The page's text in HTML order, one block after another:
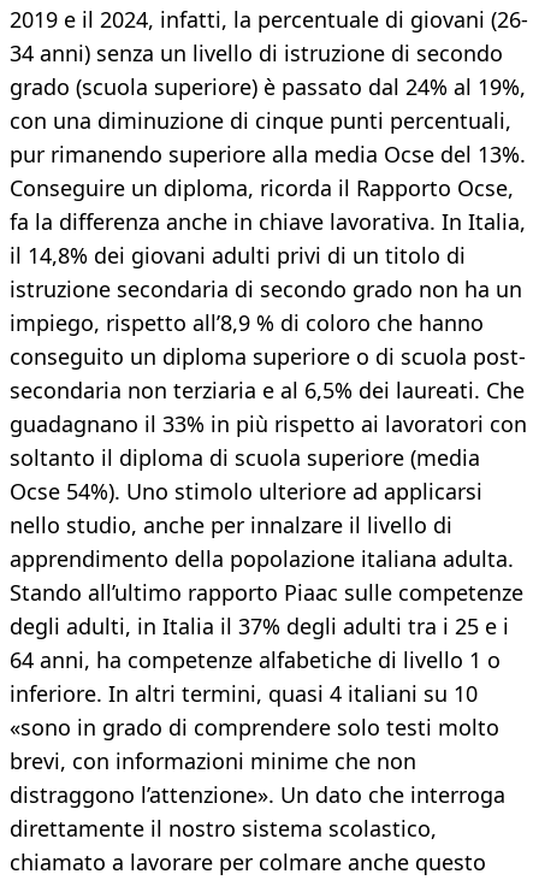
2019 e il 2024, infatti, la percentuale di giovani (26-
34 anni) senza un livello di istruzione di secondo
grado (scuola superiore) è passato dal 24% al 19%,
con una diminuzione di cinque punti percentuali,
pur rimanendo superiore alla media Ocse del 13%.
Conseguire un diploma, ricorda il Rapporto Ocse,
fa la differenza anche in chiave lavorativa. In Italia,
il 14,8% dei giovani adulti privi di un titolo di
istruzione secondaria di secondo grado non ha un
impiego, rispetto all’8,9 % di coloro che hanno
conseguito un diploma superiore o di scuola post-
secondaria non terziaria e al 6,5% dei laureati. Che
guadagnano il 33% in più rispetto ai lavoratori con
soltanto il diploma di scuola superiore (media
Ocse 54%). Uno stimolo ulteriore ad applicarsi
nello studio, anche per innalzare il livello di
apprendimento della popolazione italiana adulta.
Stando all’ultimo rapporto Piaac sulle competenze
degli adulti, in Italia il 37% degli adulti tra i 25 e i
64 anni, ha competenze alfabetiche di livello 1 o
inferiore. In altri termini, quasi 4 italiani su 10
«sono in grado di comprendere solo testi molto
brevi, con informazioni minime che non
distraggono l’attenzione». Un dato che interroga
direttamente il nostro sistema scolastico,
chiamato a lavorare per colmare anche questo